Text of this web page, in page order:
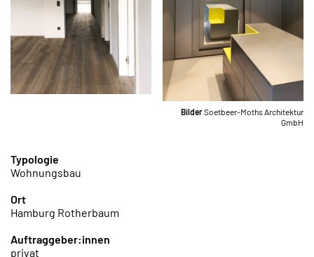
BilderSoetbeer-Moths Architektur
GmbH
Typologie
Wohnungsbau
Ort
Hamburg Rotherbaum
Auftraggeber:innen
privat